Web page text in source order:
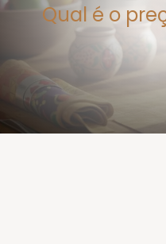
Qual é o